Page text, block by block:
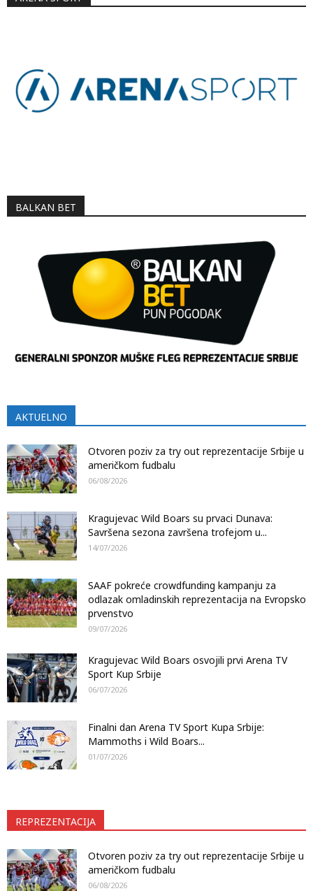
BALKAN BET
AKTUELNO
Otvoren poziv za try out reprezentacije Srbije u
američkom fudbalu
06/08/2026
Kragujevac Wild Boars su prvaci Dunava:
Savršena sezona završena trofejom u...
14/07/2026
SAAF pokreće crowdfunding kampanju za
odlazak omladinskih reprezentacija na Evropsko
prvenstvo
09/07/2026
Kragujevac Wild Boars osvojili prvi Arena TV
Sport Kup Srbije
06/07/2026
Finalni dan Arena TV Sport Kupa Srbije:
Mammoths i Wild Boars...
01/07/2026
REPREZENTACIJA
Otvoren poziv za try out reprezentacije Srbije u
američkom fudbalu
06/08/2026